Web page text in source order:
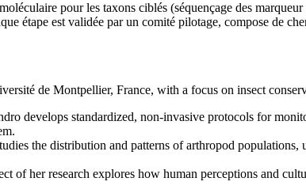
pour les taxons ciblés (séquençage des
étape est validée par un comité pilotage, compose de
de Montpellier, France, with a focus on insect
develops standardized, non-invasive protocols for
the distribution and patterns of arthropod
of her research explores how human perceptions and